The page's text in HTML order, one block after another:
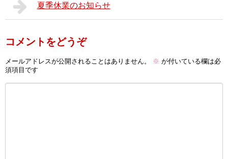
夏季休業のお知らせ
コメントをどうぞ
メールアドレスが公開されることはありません。 ※ が付いている欄は必
須項目です